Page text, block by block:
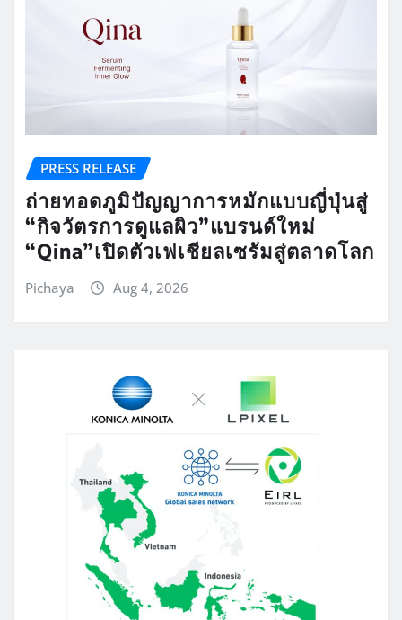
PRESS RELEASE
ถ่ายทอดภูมิปัญญาการหมักแบบญี่ปุ่นสู่
“กิจวัตรการดูแลผิว”แบรนด์ใหม่
“Qina”เปิดตัวเฟเชียลเซรัมสู่ตลาดโลก
Pichaya Aug 4, 2026